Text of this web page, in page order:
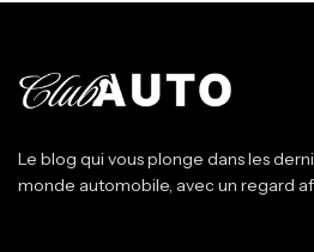
Le blog qui vous plonge dans les
monde automobile, avec un regard